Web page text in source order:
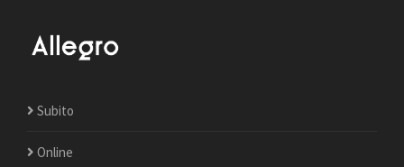
Subito
Online